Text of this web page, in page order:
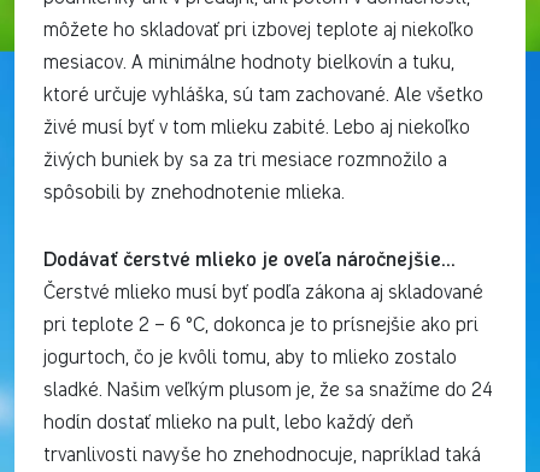
môžete ho skladovať pri izbovej teplote aj niekoľko
mesiacov. A minimálne hodnoty bielkovín a tuku,
ktoré určuje vyhláška, sú tam zachované. Ale všetko
živé musí byť v tom mlieku zabité. Lebo aj niekoľko
živých buniek by sa za tri mesiace rozmnožilo a
spôsobili by znehodnotenie mlieka.
Dodávať čerstvé mlieko je oveľa náročnejšie…
Čerstvé mlieko musí byť podľa zákona aj skladované
pri teplote 2 – 6 °C, dokonca je to prísnejšie ako pri
jogurtoch, čo je kvôli tomu, aby to mlieko zostalo
sladké. Našim veľkým plusom je, že sa snažíme do 24
hodín dostať mlieko na pult, lebo každý deň
trvanlivosti navyše ho znehodnocuje, napríklad taká